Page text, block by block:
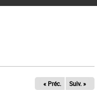
« Préc. Suiv. »